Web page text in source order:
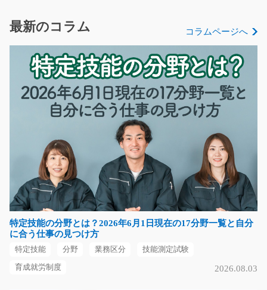
たい方・チャレンジ…
時給1200円～
福岡県福岡市東区
気になる
ゴム製品の検査作業/t01_00826
自動車部品として使用されるゴム製品の検査作業を行い
ます。 扱う製品はゴ…
長期（3ヶ月以上）
時給1140円
愛知県豊明市
最新のコラム コラムページへ
特定技能の分野とは？2026年6月1日現在の17分野一覧と自分
に合う仕事の見つけ方
特定技能 分野 業務区分 技能測定試験
育成就労制度 2026.08.03